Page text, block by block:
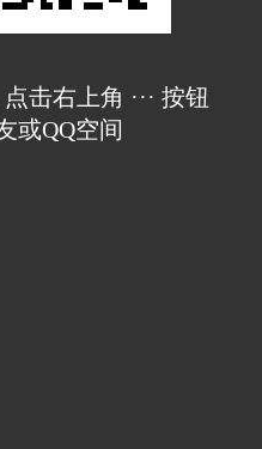
击右上角 ··· 按钮
或QQ空间